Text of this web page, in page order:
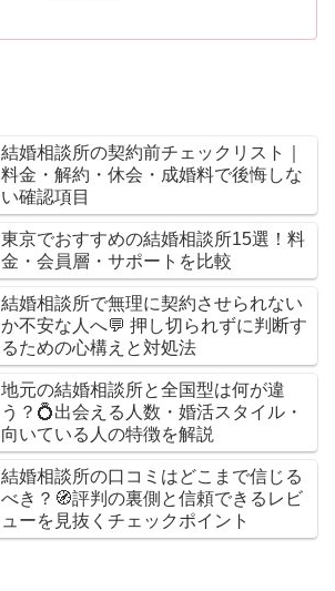
結婚相談所の契約前チェックリスト｜
料金・解約・休会・成婚料で後悔しな
い確認項目
東京でおすすめの結婚相談所15選！料
金・会員層・サポートを比較
結婚相談所で無理に契約させられない
か不安な人へ💬 押し切られずに判断す
るための心構えと対処法
地元の結婚相談所と全国型は何が違
う？💍出会える人数・婚活スタイル・
向いている人の特徴を解説
結婚相談所の口コミはどこまで信じる
べき？🧭評判の裏側と信頼できるレビ
ューを見抜くチェックポイント